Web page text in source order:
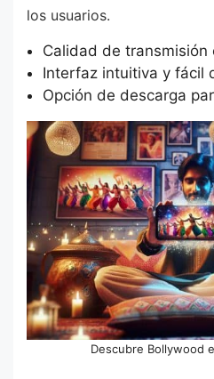
los usuarios.
Calidad de transmisión
Interfaz intuitiva y fácil
Opción de descarga
Descubre Bollywood